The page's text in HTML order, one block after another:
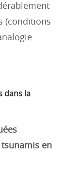
(conditions
dans la
en